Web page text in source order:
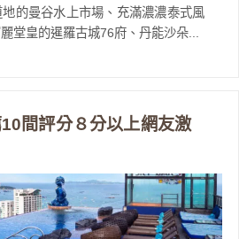
的曼谷水上市場、充滿濃濃泰式風
堂皇的暹羅古城76府、丹能沙朵...
間評分８分以上網友激